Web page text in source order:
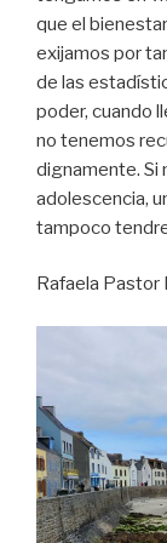
que el
exijamos por
de las
poder, cuando
no tenemos
dignamente. Si
adolescencia,
tampoco
Rafaela Pastor